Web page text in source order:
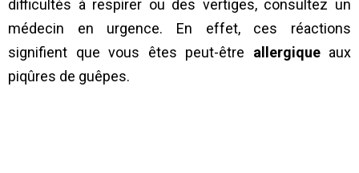
difficultés à respirer ou des vertiges, consultez un
médecin en urgence. En effet, ces réactions
signifient que vous êtes peut-être allergiqueaux
piqûres de guêpes.